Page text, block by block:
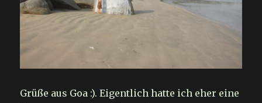
Grüße aus Goa :). Eigentlich hatte ich eher eine